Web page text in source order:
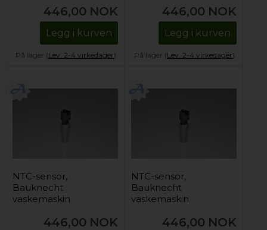
446,00 NOK
Legg i kurven
På lager (Lev. 2-4 virkedager).
446,00 NOK
Legg i kurven
På lager (Lev. 2-4 virkedager).
NTC-sensor,
Bauknecht
vaskemaskin
446,00 NOK
NTC-sensor,
Bauknecht
vaskemaskin
446,00 NOK